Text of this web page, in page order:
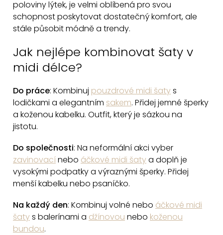
d
a
c
p
k
y
v
p
i
s
u
n
k
o
á
poloviny lýtek,je velmi oblíbená pro svou
schopnost poskytovat dostatečný komfort, ale
stále působit módně a trendy.
Jak nejlépe kombinovat šaty v
midi délce?
Do práce: Kombinuj pouzdrové midi šatys
lodičkami a elegantním sakem. Přidej jemné šperky
a koženou kabelku. Outfit, který je sázkou na
jistotu.
Do společnosti: Na neformální akci vyber
zavinovacínebo áčkové midi šatya doplň je
vysokými podpatky a výraznými šperky. Přidej
menší kabelku nebo psaníčko.
Na každý den: Kombinuj volné nebo áčkové midi
šatys balerínami a džínovou nebo koženou
bundou.